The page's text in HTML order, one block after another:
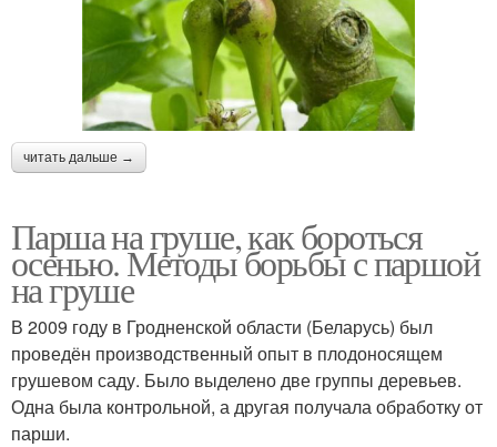
читать дальше →
Парша на груше, как бороться
осенью. Методы борьбы с паршой
на груше
В 2009 году в Гродненской области (Беларусь) был
проведён производственный опыт в плодоносящем
грушевом саду. Было выделено две группы деревьев.
Одна была контрольной, а другая получала обработку от
парши.